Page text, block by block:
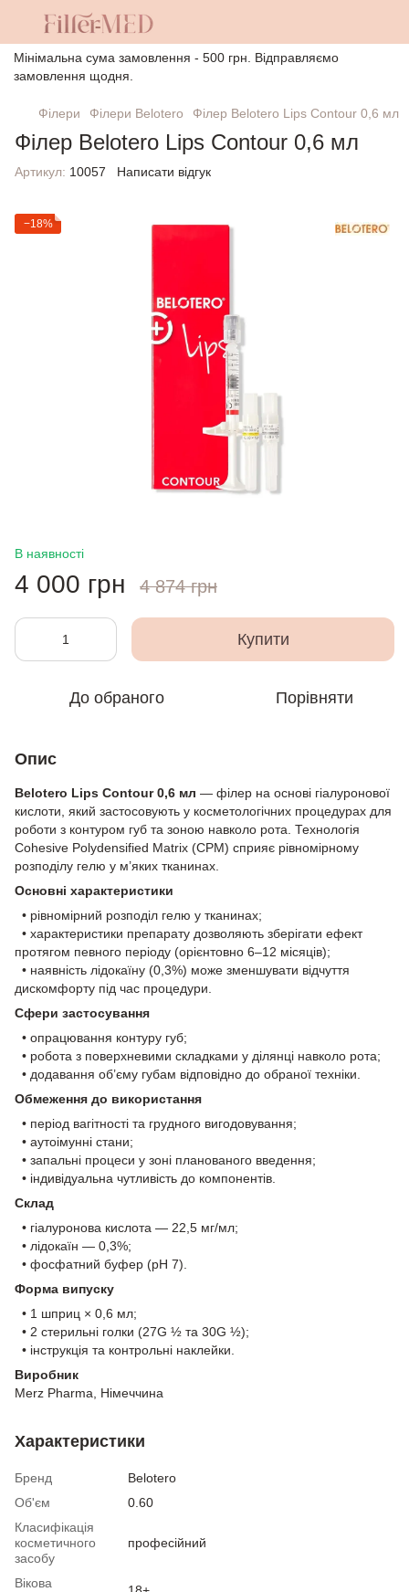
Мінімальна сума замовлення - 500 грн. Відправляємо
замовлення щодня.
Філери Філери Belotero Філер Belotero Lips Contour 0,6 мл
Філер Belotero Lips Contour 0,6 мл
Артикул: 10057 Написати відгук
−18%
В наявності
4 000 грн 4 874 грн
Купити
До обраного Порівняти
Опис
Belotero Lips Contour 0,6 мл — філер на основі гіалуронової
кислоти, який застосовують у косметологічних процедурах для
роботи з контуром губ та зоною навколо рота. Технологія
Cohesive Polydensified Matrix (CPM) сприяє рівномірному
розподілу гелю у м’яких тканинах.
Основні характеристики
• рівномірний розподіл гелю у тканинах;
• характеристики препарату дозволяють зберігати ефект
протягом певного періоду (орієнтовно 6–12 місяців);
• наявність лідокаїну (0,3%) може зменшувати відчуття
дискомфорту під час процедури.
Сфери застосування
• опрацювання контуру губ;
• робота з поверхневими складками у ділянці навколо рота;
• додавання об’єму губам відповідно до обраної техніки.
Обмеження до використання
• період вагітності та грудного вигодовування;
• аутоімунні стани;
• запальні процеси у зоні планованого введення;
• індивідуальна чутливість до компонентів.
Склад
• гіалуронова кислота — 22,5 мг/мл;
• лідокаїн — 0,3%;
• фосфатний буфер (pH 7).
Форма випуску
• 1 шприц × 0,6 мл;
• 2 стерильні голки (27G ½ та 30G ½);
• інструкція та контрольні наклейки.
Виробник
Merz Pharma, Німеччина
Характеристики
Бренд
Belotero
Об'єм
0.60
Класифікація
косметичного
засобу
професійний
Вікова